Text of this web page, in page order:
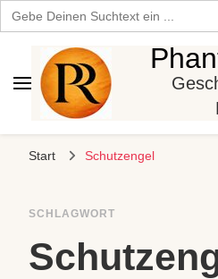
Search
for:
Start Schutzengel
SCHLAGWORT